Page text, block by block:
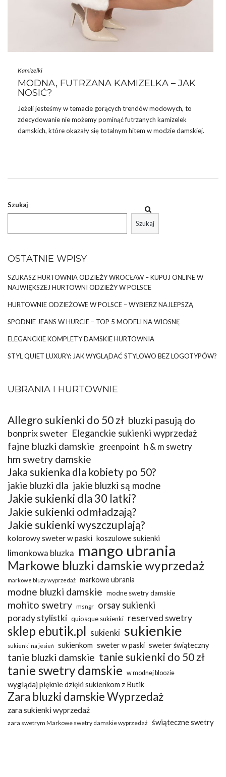
Kamizelki
MODNA, FUTRZANA KAMIZELKA – JAK
NOSIĆ?
Jeżeli jesteśmy w temacie gorących trendów modowych, to
zdecydowanie nie możemy pominąć futrzanych kamizelek
damskich, które okazały się totalnym hitem w modzie damskiej.
szafie jesienią i zimą. …
Szukaj
Szukaj
OSTATNIE WPISY
SZUKASZ HURTOWNIA ODZIEŻY WROCŁAW – KUPUJ ONLINE W
NAJWIĘKSZEJ HURTOWNI ODZIEŻY W POLSCE
HURTOWNIE ODZIEŻOWE W POLSCE – WYBIERZ NAJLEPSZĄ
SPODNIE JEANS W HURCIE – TOP 5 MODELI NA WIOSNĘ
ELEGANCKIE KOMPLETY DAMSKIE HURTOWNIA
STYL QUIET LUXURY: JAK WYGLĄDAĆ STYLOWO BEZ LOGOTYPÓW?
UBRANIA I HURTOWNIE
Allegro sukienki do 50 zł bluzki pasują do
bonprix sweter Eleganckie sukienki wyprzedaż
fajne bluzki damskie greenpoint h & m swetry
hm swetry damskie
Jaka sukienka dla kobiety po 50?
jakie bluzki dla jakie bluzki są modne
Jakie sukienki dla 30 latki?
Jakie sukienki odmładzają?
Jakie sukienki wyszczuplają?
kolorowy sweter w paski koszulowe sukienki
limonkowa bluzka mango ubrania
Markowe bluzki damskie wyprzedaż
markowe bluzy wyprzedaż markowe ubrania
modne bluzki damskie modne swetry damskie
mohito swetry msngr orsay sukienki
porady stylistki quiosque sukienki reserved swetry
sklep ebutik.pl sukienki sukienkie
sukienki na jesień sukienkom sweter w paski sweter świąteczny
tanie bluzki damskie tanie sukienki do 50 zł
tanie swetry damskie w modnej bloozie
wyglądaj pięknie dzięki sukienkom z Butik
Zara bluzki damskie Wyprzedaż
zara sukienki wyprzedaż
zara swetrym Markowe swetry damskie wyprzedaż świąteczne swetry